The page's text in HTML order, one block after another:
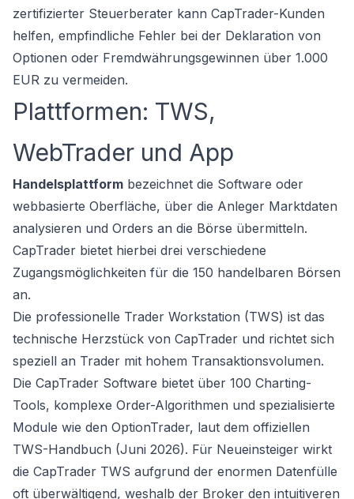
zertifizierter Steuerberater kann CapTrader-Kunden
helfen, empfindliche Fehler bei der Deklaration von
Optionen oder Fremdwährungsgewinnen über 1.000
EUR zu vermeiden.
Plattformen: TWS,
WebTrader und App
Handelsplattform bezeichnet die Software oder
webbasierte Oberfläche, über die Anleger Marktdaten
analysieren und Orders an die Börse übermitteln.
CapTrader bietet hierbei drei verschiedene
Zugangsmöglichkeiten für die 150 handelbaren Börsen
an.
Die professionelle Trader Workstation (TWS) ist das
technische Herzstück von CapTrader und richtet sich
speziell an Trader mit hohem Transaktionsvolumen.
Die CapTrader Software bietet über 100 Charting-
Tools, komplexe Order-Algorithmen und spezialisierte
Module wie den OptionTrader, laut dem offiziellen
TWS-Handbuch (Juni 2026). Für Neueinsteiger wirkt
die CapTrader TWS aufgrund der enormen Datenfülle
oft überwältigend, weshalb der Broker den intuitiveren